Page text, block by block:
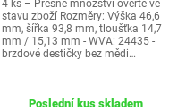
4 ks – Přesné množství ověřte ve
stavu zboží Rozměry: Výška 46,6
mm, šířka 93,8 mm, tloušťka 14,7
mm / 15,13 mm - WVA: 24435 -
brzdové destičky bez mědi…
Poslední kus skladem